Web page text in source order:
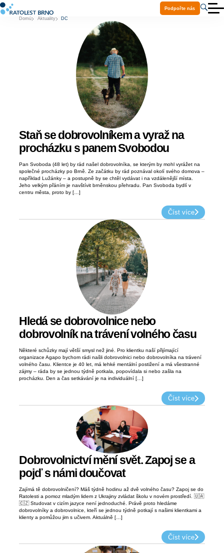
O nás
Aktuality
Služby
Projekty
Ke stažení
Volná místa
Praxe a stáže
Kontakty
Pomoc Ukrajině
Podpořte nás
Domů Aktuality DC
Staň se dobrovolníkem a vyraž na
procházku s panem Svobodou
Pan Svoboda (48 let) by rád našel dobrovolníka, se kterým by mohl vyrážet na
společné procházky po Brně. Ze začátku by rád poznával okolí svého domova –
například Lužánky – a postupně by se chtěl vydávat i na vzdálenější místa.
Jeho velkým přáním je navštívit brněnskou přehradu. Pan Svoboda bydlí v
centru města, proto by […]
Číst více
Hledá se dobrovolnice nebo
dobrovolník na trávení volného času
Některé schůzky mají větší smysl než jiné. Pro klientku naší přijímající
organizace Agapo bychom rádi našli dobrovolnici nebo dobrovolníka na trávení
volného času. Klientce je 40 let, má lehké mentální postižení a má všestranné
zájmy – ráda by se jednou týdně potkala, popovídala si nebo zašla na
procházku. Den a čas setkávání je na individuální […]
Číst více
Dobrovolnictví mění svět. Zapoj se a
pojď s námi doučovat
Zajímá tě dobrovolničení? Máš týdně hodinu až dvě volného času? Zapoj se do
Ratolesti a pomoz mladým lidem z Ukrajiny zvládat školu v novém prostředí. 🇺🇦
🇨🇿 Studovat v cizím jazyce není jednoduché. Právě proto hledáme
dobrovolníky a dobrovolnice, kteří se jednou týdně potkají s našimi klientkami a
klienty a pomůžou jim s učivem. Aktuálně […]
Číst více